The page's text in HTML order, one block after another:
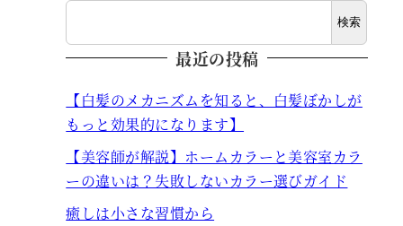
検索
最近の投稿
【白髪のメカニズムを知ると、白髪ぼかしが
もっと効果的になります】
【美容師が解説】ホームカラーと美容室カラ
ーの違いは？失敗しないカラー選びガイド
癒しは小さな習慣から